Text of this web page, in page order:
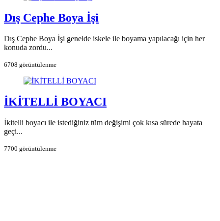
Dış Cephe Boya İşi
Dış Cephe Boya İşi genelde iskele ile boyama yapılacağı için her
konuda zordu...
6708 görüntülenme
İKİTELLİ BOYACI
İkitelli boyacı ile istediğiniz tüm değişimi çok kısa sürede hayata
geçi...
7700 görüntülenme